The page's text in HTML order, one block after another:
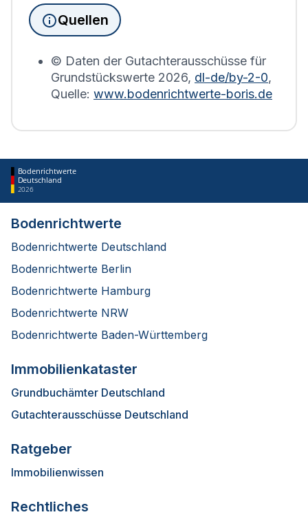
Grundsteuererklärung auf Basis des
Bodenrichtwerts des entsprechenden Jahres
Quellen
© Daten der Gutachterausschüsse für
Grundstückswerte 2026, dl-de/by-2-0,
Quelle: www.bodenrichtwerte-boris.de
Bodenrichtwerte
Deutschland
2026
Bodenrichtwerte
Bodenrichtwerte Deutschland
Bodenrichtwerte Berlin
Bodenrichtwerte Hamburg
Bodenrichtwerte NRW
Bodenrichtwerte Baden-Württemberg
Immobilienkataster
Grundbuchämter Deutschland
Gutachterausschüsse Deutschland
Ratgeber
Immobilienwissen
Rechtliches